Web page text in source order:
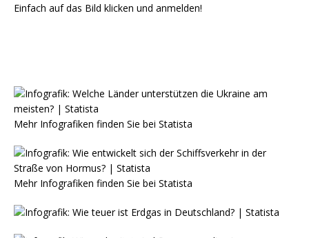
Einfach auf das Bild klicken und anmelden!
Mehr Infografiken finden Sie bei Statista
Mehr Infografiken finden Sie bei Statista